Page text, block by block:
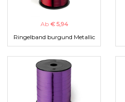
Ab € 5,94
Ringelband burgund Metallic